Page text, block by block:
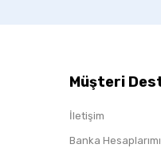
Müşteri
İletişim
Banka